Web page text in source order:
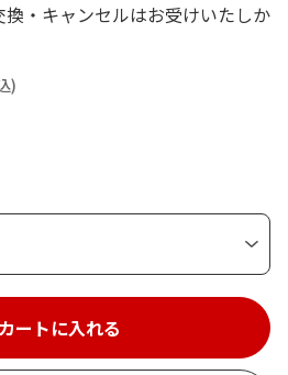
・キャンセルはお受けいたしか
)
カートに入れる